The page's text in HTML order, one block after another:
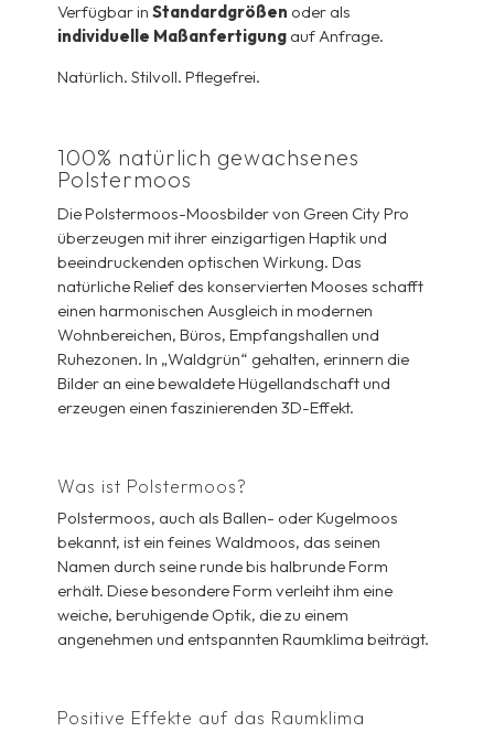
Verfügbar inStandardgrößen oder als
individuelle Maßanfertigung auf Anfrage.
Natürlich. Stilvoll. Pflegefrei.
100% natürlich gewachsenes
Polstermoos
Die Polstermoos-Moosbilder von Green City Pro
überzeugen mit ihrer einzigartigen Haptik und
beeindruckenden optischen Wirkung. Das
natürliche Relief des konservierten Mooses schafft
einen harmonischen Ausgleich in modernen
Wohnbereichen, Büros, Empfangshallen und
Ruhezonen. In „Waldgrün“ gehalten, erinnern die
Bilder an eine bewaldete Hügellandschaft und
erzeugen einen faszinierenden 3D-Effekt.
Was ist Polstermoos?
Polstermoos, auch als Ballen- oder Kugelmoos
bekannt, ist ein feines Waldmoos, das seinen
Namen durch seine runde bis halbrunde Form
erhält. Diese besondere Form verleiht ihm eine
weiche, beruhigende Optik, die zu einem
angenehmen und entspannten Raumklima beiträgt.
Positive Effekte auf das Raumklima